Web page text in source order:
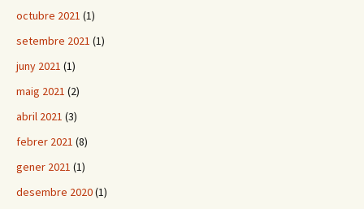
octubre 2021 (1)
setembre 2021 (1)
juny 2021 (1)
maig 2021 (2)
abril 2021 (3)
febrer 2021 (8)
gener 2021 (1)
desembre 2020(1)